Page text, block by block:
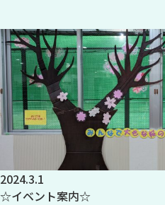
2024.3.1
☆イベント案内☆